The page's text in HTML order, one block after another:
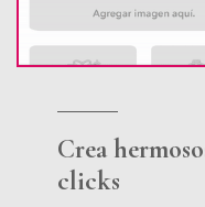
Crea
clicks